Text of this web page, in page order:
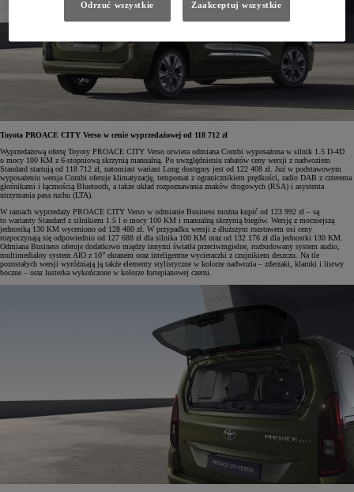
Toyota PROACE CITY Verso w cenie wyprzedażowej od 118 712 zł
Wyprzedażową ofertę Toyoty PROACE CITY Verso otwiera odmiana Combi wyposażona w silnik 1.5 D-4D
o mocy 100 KM z 6-stopniową skrzynią manualną. Po uwzględnieniu rabatów ceny wersji z nadwoziem
Standard startują od 118 712 zł, natomiast wariant Long dostępny jest od 122 408 zł. Już w podstawowym
wyposażeniu wersja Combi oferuje klimatyzację, tempomat z ogranicznikiem prędkości, radio DAB z czterema
głośnikami i łącznością Bluetooth, a także układ rozpoznawania znaków drogowych (RSA) i asystenta
utrzymania pasa ruchu (LTA).
W ramach wyprzedaży PROACE CITY Verso w odmianie Business można kupić od 123 992 zł – są
to warianty Standard z silnikiem 1.5 l o mocy 100 KM i manualną skrzynią biegów. Wersję z mocniejszą
jednostką 130 KM wyceniono od 128 480 zł. W przypadku wersji z dłuższym rozstawem osi ceny
rozpoczynają się odpowiednio od 127 688 zł dla silnika 100 KM oraz od 132 176 zł dla jednostki 130 KM.
Odmiana Business oferuje dodatkowo między innymi światła przeciwmgielne, rozbudowany system audio,
multimedialny system AIO z 10” ekranem oraz inteligentne wycieraczki z czujnikiem deszczu. Na tle
pozostałych wersji wyróżniają ją także elementy stylistyczne w kolorze nadwozia – zderzaki, klamki i listwy
boczne – oraz lusterka wykończone w kolorze fortepianowej czerni.
Odrzuć wszystkie Zaakceptuj wszystkie